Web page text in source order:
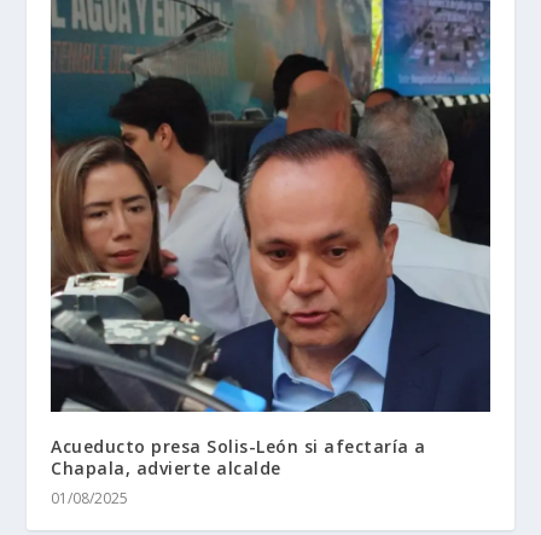
Acueducto presa Solis-León si afectaría a
Chapala, advierte alcalde
01/08/2025